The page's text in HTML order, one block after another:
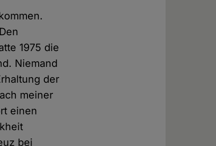
1975 die
Niemand
der
meiner
einen
bei